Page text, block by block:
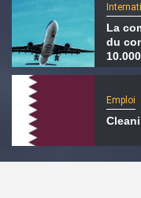
La
du
Emploi